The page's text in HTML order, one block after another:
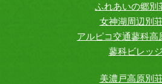
ふれあいの郷別
女神湖周辺別
アルピコ交通蓼科高
蓼科ビレッジ
美濃戸高原別